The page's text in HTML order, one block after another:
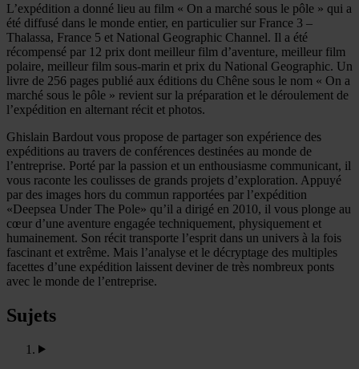
L’expédition a donné lieu au film « On a marché sous le pôle » qui a
été diffusé dans le monde entier, en particulier sur France 3 –
Thalassa, France 5 et National Geographic Channel. Il a été
récompensé par 12 prix dont meilleur film d’aventure, meilleur film
polaire, meilleur film sous-marin et prix du National Geographic. Un
livre de 256 pages publié aux éditions du Chêne sous le nom « On a
marché sous le pôle » revient sur la préparation et le déroulement de
l’expédition en alternant récit et photos.
Ghislain Bardout vous propose de partager son expérience des
expéditions au travers de conférences destinées au monde de
l’entreprise. Porté par la passion et un enthousiasme communicant, il
vous raconte les coulisses de grands projets d’exploration. Appuyé
par des images hors du commun rapportées par l’expédition
«Deepsea Under The Pole» qu’il a dirigé en 2010, il vous plonge au
cœur d’une aventure engagée techniquement, physiquement et
humainement. Son récit transporte l’esprit dans un univers à la fois
fascinant et extrême. Mais l’analyse et le décryptage des multiples
facettes d’une expédition laissent deviner de très nombreux ponts
avec le monde de l’entreprise.
Sujets